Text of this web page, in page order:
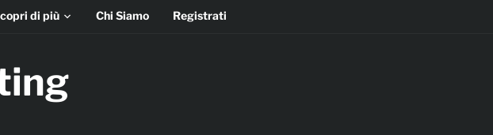
di più Chi Siamo Registrati